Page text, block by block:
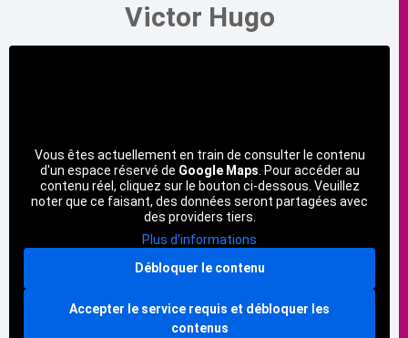
Victor Hugo
Vous êtes actuellement en train de consulter le contenu
d'un espace réservé de Google Maps . Pour accéder au
contenu réel, cliquez sur le bouton ci-dessous. Veuillez
noter que ce faisant, des données seront partagées avec
des providers tiers.
Plus d'informations
Débloquer le contenu
Accepter le service requis et débloquer les
contenus